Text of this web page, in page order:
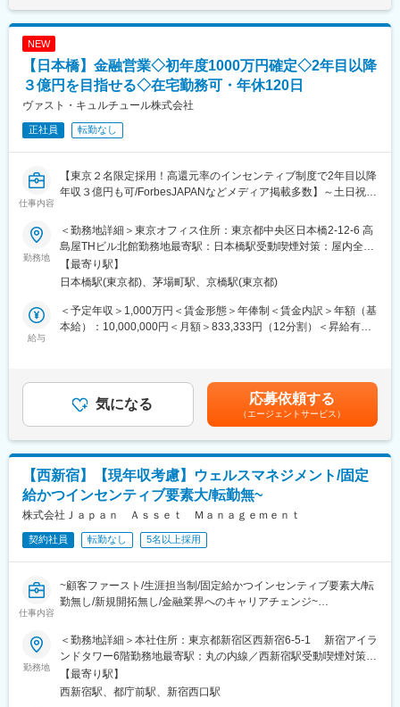
します。
・ビジョンミッションへの共感と実績を踏まえ、チームを束ねる
マネージャー職に就任して頂くことも想定しています。
■特徴・魅力：
に掲げており、お客様に評価をいただいています。
（2）トップダウンではない、フラットな社風
談事に対する解決案を様々な角度から全員で考え意見を出し合う
という機会を設けています。ベンチャーだからこそできる様々な
組織づくりに携わることが出来ます。
（3）交流関係の広がり
しネットワーク構築の機会を得ることができます。
（4）当社のビジョン
ん、お金には換えられない体験や喜びを味わっていただける場を
提供できるように寄り添っています。
・大切なお子様やお孫様により豊かな教育環境を整え、その機会
ディングスクールと連携しています。
変更の範囲：会社の定める業務
NEW
【日本橋】金融営業◇初年度1000万円確定◇2年目以降
３億円を目指せる◇在宅勤務可・年休120日
ヴァスト・キュルチュール株式会社
正社員 転勤なし
仕事内容
【東京２名限定採用！高還元率のインセンティブ制度で2年目以降
年収３億円も可/ForbesJAPANなどメディア掲載多数】～土日祝
＜当社について＞
プライベートバンク発祥の地である、スイスに本店を構える金融
機関で経験を積んだプライベートバンカーが創業した、ウェル
ス・マネジメントファームです。当社では寄付サービスなど新た
な事業を始め、富裕層のお客様のご資産の運用と財産の管理、保
全、承継等、様々なご要望や課題に応じて、各専門家と協働しテ
当社のプライベートバンカー（IFA）として以下の業務をお任せし
たいと考えています。
・次世代、またその先を見据え、お客様ファミリーと社会がより
豊かになるよう、専門家と協働し、各プロジェクトの成功を牽引
します。
・ビジョンミッションへの共感と実績を踏まえ、チームを束ねる
マネージャー職に就任して頂くことも想定しています。
■特徴・魅力：
（1）創業メンバーがプライベートバンク出身
経験値が豊富にあることが強みです。金融と社会貢献を主要事業
に掲げており、お客様に評価をいただいています。
定期的に営業戦略会議を開催し、成功事例の共有や、お客様の相
談事に対する解決案を様々な角度から全員で考え意見を出し合う
という機会を設けています。ベンチャーだからこそできる様々な
組織づくりに携わることが出来ます。
勤務地
＜勤務地詳細＞東京オフィス住所：東京都中央区日本橋2-12-6 高
島屋THビル北館勤務地最寄駅：日本橋駅受動喫煙対策：屋内全面
禁煙変更の範囲：会社の定める事業所（リモートワーク含む）
【最寄り駅】
日本橋駅(東京都)、茅場町駅、京橋駅(東京都)
給与
＜予定年収＞1,000万円＜賃金形態＞年俸制＜賃金内訳＞年額（基
本給）：10,000,000円＜月額＞833,333円（12分割）＜昇給有無
益を獲得すればするほど増えていきます。詳細は面談時にお伝え
します。賃金はあくまでも目安の金額であり、選考を通じて上下
する可能性があります。月給(月額)は固定手当を含めた表記です。
気になる 応募依頼する
（エージェントサービス）
【西新宿】【現年収考慮】ウェルスマネジメント/固定
給かつインセンティブ要素大/転勤無~
株式会社Ｊａｐａｎ Ａｓｓｅｔ Ｍａｎａｇｅｍｅｎｔ
契約社員 転勤なし 5名以上採用
仕事内容
~顧客ファースト/生涯担当制/固定給かつインセンティブ要素大/転
勤無し/新規開拓無し/金融業界へのキャリアチェンジ~
●生涯担当制
「顧客ファースト」を第一に顧客継続率99％を維持。既存のルー
ルや常識にとらわれず、お客様の生涯に寄り添い最善の提案を追
求。
勤務地
＜勤務地詳細＞本社住所：東京都新宿区西新宿6-5-1 新宿アイラ
ンドタワー6階勤務地最寄駅：丸の内線／西新宿駅受動喫煙対策：
屋内全面禁煙変更の範囲：本文参照
【最寄り駅】
西新宿駅、都庁前駅、新宿西口駅